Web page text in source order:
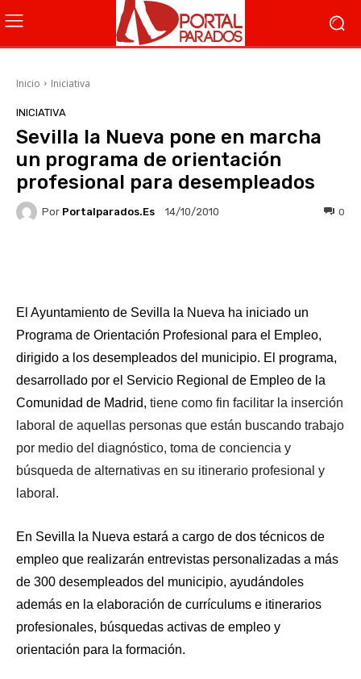
Inicio Iniciativa
INICIATIVA
Sevilla la Nueva pone en marcha
un programa de orientación
profesional para desempleados
Por Portalparados.es 14/10/2010 0
El Ayuntamiento de Sevilla la Nueva ha iniciado un
Programa de Orientación Profesional para el Empleo,
dirigido a los desempleados del municipio. El programa,
desarrollado por el Servicio Regional de Empleo de la
Comunidad de Madrid, tiene como fin facilitar la inserción
laboral de aquellas personas que están buscando trabajo
por medio del diagnóstico, toma de conciencia y
búsqueda de alternativas en su itinerario profesional y
laboral.
En Sevilla la Nueva estará a cargo de dos técnicos de
empleo que realizarán entrevistas personalizadas a más
de 300 desempleados del municipio, ayudándoles
además en la elaboración de currículums e itinerarios
profesionales, búsquedas activas de empleo y
orientación para la formación.